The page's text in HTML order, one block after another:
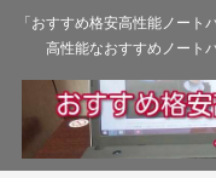
「おすすめ格安高性能ノート
高性能なおすすめノート